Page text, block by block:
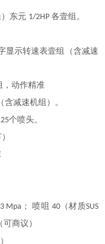
）东元 1/2HP各壹组。
显示转速表壹组（含减速
，动作精准
含减速机组）。
25个喷头。
Mpa ； 喷咀40 （材质SUS
（可商议）